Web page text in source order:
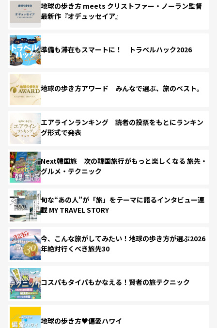
地球の歩き方 meets クリストファー・ノーラン監督
最新作『オデュッセイア』
準備も滞在もスマートに！ トラベルハック2026
地球の歩き方アワード みんなで選ぶ、旅のベスト。
エアラインランキング 読者の投票をもとにランキン
グ形式で発表
Next韓国旅 次の韓国旅行がもっと楽しくなる 旅先・
グルメ・テクニック
旬な“あの人”が「旅」をテーマに語るインタビュー連
載 MY TRAVEL STORY
今、こんな旅がしてみたい！地球の歩き方が選ぶ2026
年絶対行くべき旅先30
コスパもタイパもかなえる！賢者の旅テクニック
地球の歩き方♥偏愛ハワイ